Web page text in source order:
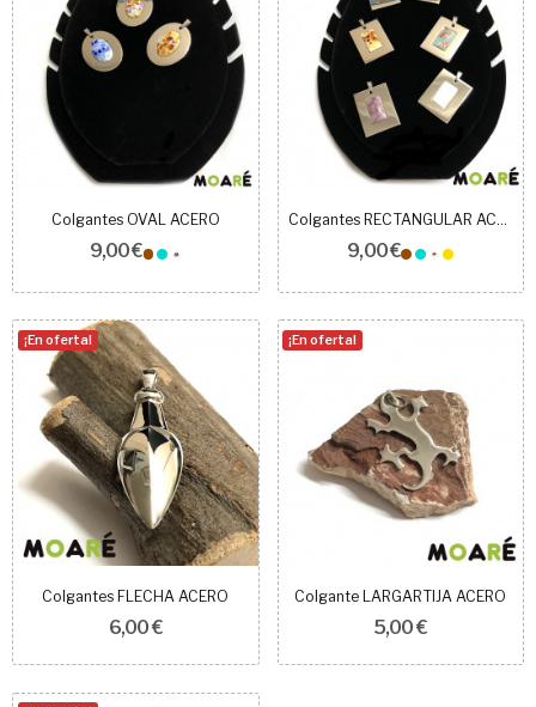
Colgantes OVAL ACERO
9,00 €
Colgantes RECTANGULAR ACERO
9,00 €
¡En oferta!
Colgantes FLECHA ACERO
6,00 €
¡En oferta!
Colgante LARGARTIJA ACERO
5,00 €